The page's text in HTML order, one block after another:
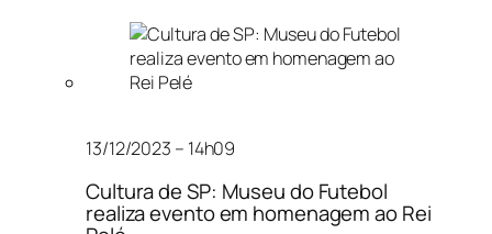
13/12/2023 – 14h09
Cultura de SP: Museu do Futebol
realiza evento em homenagem ao Rei